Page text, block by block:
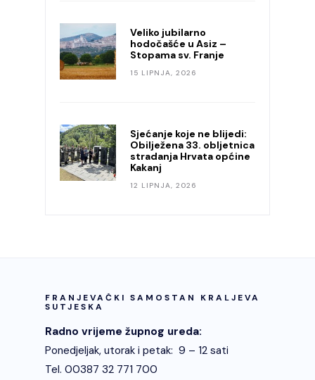
Veliko jubilarno
hodočašće u Asiz –
Stopama sv. Franje
15 LIPNJA, 2026
Sjećanje koje ne blijedi:
Obilježena 33. obljetnica
stradanja Hrvata općine
Kakanj
12 LIPNJA, 2026
FRANJEVAČKI SAMOSTAN KRALJEVA
SUTJESKA
Radno vrijeme župnog ureda:
Ponedjeljak, utorak i petak: 9 – 12 sati
Tel. 00387 32 771 700